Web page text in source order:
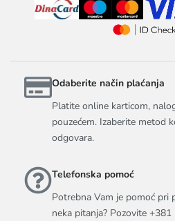
Odaberite način plaćanja
Platite online karticom,
pouzećem. Izaberite metod
odgovara.
Telefonska pomoć
Potrebna Vam je pomoć pri
neka pitanja? Pozovite